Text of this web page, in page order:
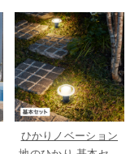
セット
ひかりノベーション